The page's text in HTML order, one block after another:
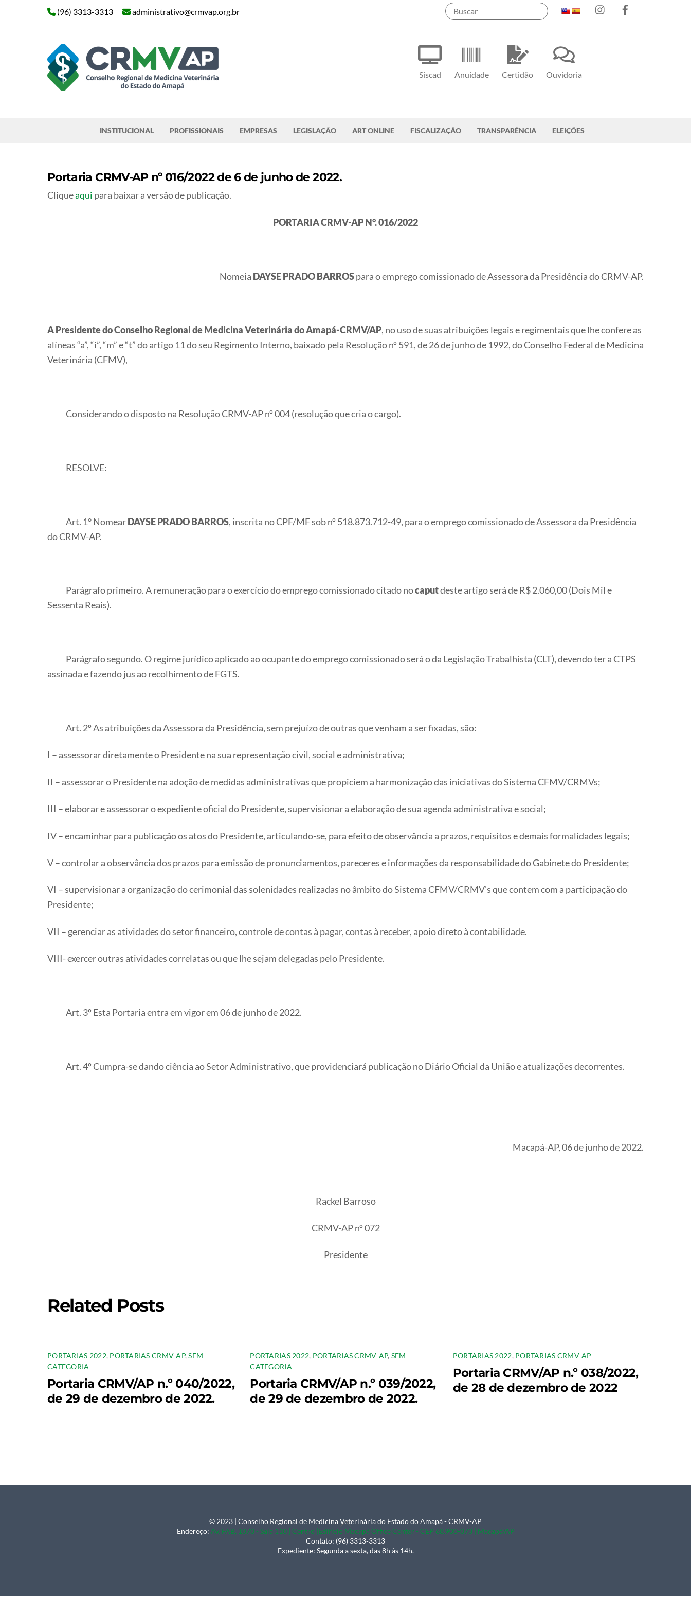
Siscad Anuidade Certidão Ouvidoria
Instagram
(96) 3313-3313
administrativo@crmvap.org.br
INSTITUCIONAL PROFISSIONAIS EMPRESAS LEGISLAÇÃO ART ONLINE FISCALIZAÇÃO TRANSPARÊNCIA ELEIÇÕES
Portaria CRMV-AP nº 016/2022 de 6 de junho de 2022.
Cliqueaqui para baixar a versão de publicação.
PORTARIA CRMV-AP N°. 016/2022
Nomeia DAYSE PRADO BARROSpara o emprego comissionado de Assessora da Presidência do CRMV-AP.
A Presidente do Conselho Regional de Medicina Veterinária do Amapá-CRMV/AP, no uso de suas atribuições legais e regimentais que lhe confere as
alíneas “a”, “i”, “m” e “t” do artigo 11 do seu Regimento Interno, baixado pela Resolução nº 591, de 26 de junho de 1992, do Conselho Federal de Medicina
Veterinária (CFMV),
Considerando o disposto na Resolução CRMV-AP nº 004 (resolução que cria o cargo).
RESOLVE:
Art. 1° NomearDAYSE PRADO BARROS, inscrita no CPF/MF sob nº 518.873.712-49, para o emprego comissionado de Assessora da Presidência
do CRMV-AP.
Parágrafo primeiro. A remuneração para o exercício do emprego comissionado citado nocaputdeste artigo será de R$ 2.060,00 (Dois Mil e
Sessenta Reais).
Parágrafo segundo. O regime jurídico aplicado ao ocupante do emprego comissionado será o da Legislação Trabalhista (CLT), devendo ter a CTPS
assinada e fazendo jus ao recolhimento de FGTS.
Art. 2º As atribuições da Assessora da Presidência, sem prejuízo de outras que venham a ser fixadas, são:
I – assessorar diretamente o Presidente na sua representação civil, social e administrativa;
II – assessorar o Presidente na adoção de medidas administrativas que propiciem a harmonização das iniciativas do Sistema CFMV/CRMVs;
III – elaborar e assessorar o expediente oficial do Presidente, supervisionar a elaboração de sua agenda administrativa e social;
IV – encaminhar para publicação os atos do Presidente, articulando-se, para efeito de observância a prazos, requisitos e demais formalidades legais;
V – controlar a observância dos prazos para emissão de pronunciamentos, pareceres e informações da responsabilidade do Gabinete do Presidente;
VI – supervisionar a organização do cerimonial das solenidades realizadas no âmbito do Sistema CFMV/CRMV’s que contem com a participação do
Presidente;
VII – gerenciar as atividades do setor financeiro, controle de contas à pagar, contas à receber, apoio direto à contabilidade.
VIII- exercer outras atividades correlatas ou que lhe sejam delegadas pelo Presidente.
Art. 3º Esta Portaria entra em vigor em 06 de junho de 2022.
Art. 4º Cumpra-se dando ciência ao Setor Administrativo, que providenciará publicação no Diário Oficial da União e atualizações decorrentes.
Macapá-AP, 06 de junho de 2022.
Rackel Barroso
CRMV-AP nº 072
Presidente
Related Posts
PORTARIAS 2022, PORTARIAS CRMV-AP,SEM
CATEGORIA
Portaria CRMV/AP n.º 040/2022,
de 29 de dezembro de 2022.
PORTARIAS 2022, PORTARIAS CRMV-AP, SEM
CATEGORIA
Portaria CRMV/AP n.º 039/2022,
de 29 de dezembro de 2022.
PORTARIAS 2022, PORTARIAS CRMV-AP
Portaria CRMV/AP n.º 038/2022,
de 28 de dezembro de 2022
Back
To
Top
© 2023 | Conselho Regional de Medicina Veterinária do Estado do Amapá - CRMV-AP
Endereço: Av. FAB, 1070 - Sala 110 | Centro |Edifício Macapá Office Center - CEP 68.900-073 | Macapá/AP
Contato: (96) 3313-3313
Expediente: Segunda a sexta, das 8h às 14h.